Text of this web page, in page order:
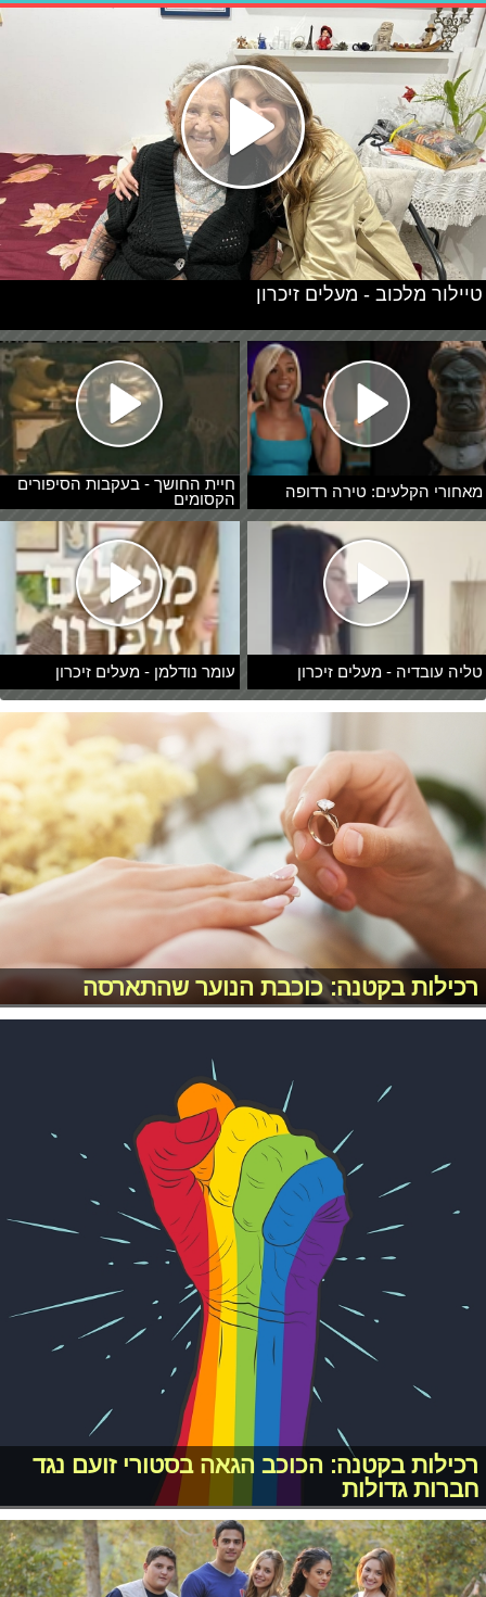
מאחורי הקלעים: טירה רדופה
חיית החושך - בעקבות הסיפורים
הקסומים
טליה עובדיה - מעלים זיכרון עומר נודלמן - מעלים זיכרון
טיילור מלכוב - מעלים זיכרון
רכילות בקטנה: כוכבת הנוער שהתארסה
רכילות בקטנה: הכוכב הגאה בסטורי זועם נגד
חברות גדולות